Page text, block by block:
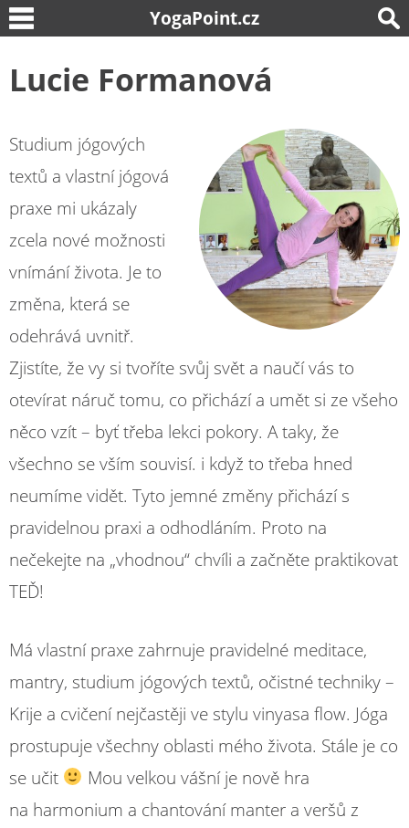
YogaPoint.cz
Lucie Formanová
Studium jógových
textů a vlastní jógová
praxe mi ukázaly
zcela nové možnosti
vnímání života. Je to
změna, která se
odehrává uvnitř.
Zjistíte, že vy si tvoříte svůj svět a naučí vás to
otevírat náruč tomu, co přichází a umět si ze všeho
něco vzít – byť třeba lekci pokory. A taky, že
všechno se vším souvisí. i když to třeba hned
neumíme vidět. Tyto jemné změny přichází s
pravidelnou praxi a odhodláním. Proto na
nečekejte na „vhodnou“ chvíli a začněte praktikovat
TEĎ!
Má vlastní praxe zahrnuje pravidelné meditace,
mantry, studium jógových textů, očistné techniky –
Krije a cvičení nejčastěji ve stylu vinyasa flow. Jóga
prostupuje všechny oblasti mého života. Stále je co
se učit
Mou velkou vášní je nově hra
na harmonium a chantování manter a veršů z